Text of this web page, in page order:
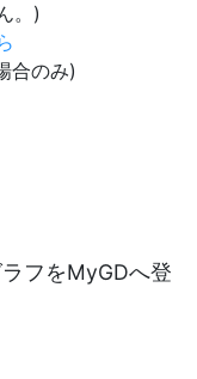
。)
合のみ)
フをMyGDへ登